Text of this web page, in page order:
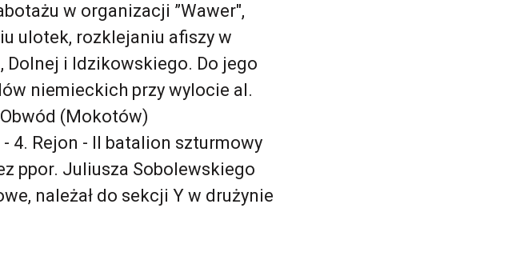
w organizacji ”Wawer",
ulotek, rozklejaniu afiszy w
Dolnej i Idzikowskiego. Do jego
niemieckich przy wylocie al.
(Mokotów)
4. Rejon - II batalion szturmowy
ppor. Juliusza Sobolewskiego
należał do sekcji Y w drużynie